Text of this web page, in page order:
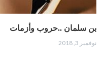
بن سلمان ..حروب وأزمات
نوفمبر 3, 2018